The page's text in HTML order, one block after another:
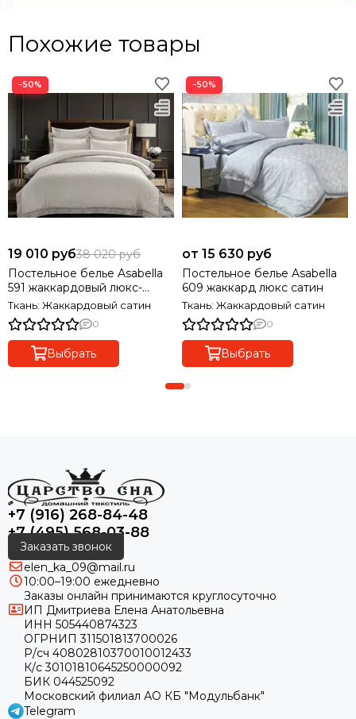
Похожие товары
−50%
19 010 руб38 020 руб
Постельное белье Asabella
591 жаккардовый люкс-
сатин
Ткань: Жаккардовый сатин
0
Выбрать
−50%
от 15 630 руб
Постельное белье Asabella
609 жаккард люкс сатин
Ткань: Жаккардовый сатин
0
Выбрать
+7 (916) 268-84-48
+7 (495) 568-03-88
Заказать звонок
elen_ka_09@mail.ru
10:00–19:00 ежедневно
Заказы онлайн принимаются круглосуточно
ИП Дмитриева Елена Анатольевна
ИНН 505440874323
ОГРНИП 311501813700026
Р/сч 40802810370010012433
К/с 30101810645250000092
БИК 044525092
Московский филиал АО КБ "Модульбанк"
Telegram